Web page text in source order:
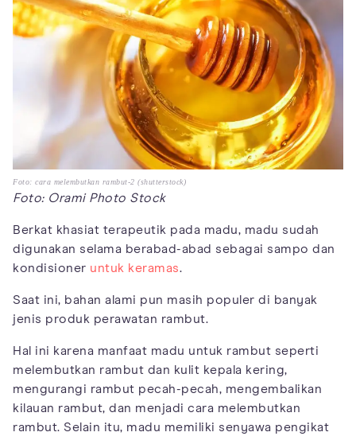
Foto: cara melembutkan rambut-2 (shutterstock)
Foto: Orami Photo Stock
Berkat khasiat terapeutik pada madu, madu sudah
digunakan selama berabad-abad sebagai sampo dan
kondisioner untuk keramas.
Saat ini, bahan alami pun masih populer di banyak
jenis produk perawatan rambut.
Hal ini karena manfaat madu untuk rambut seperti
melembutkan rambut dan kulit kepala kering,
mengurangi rambut pecah-pecah, mengembalikan
kilauan rambut, dan menjadi cara melembutkan
rambut. Selain itu, madu memiliki senyawa pengikat